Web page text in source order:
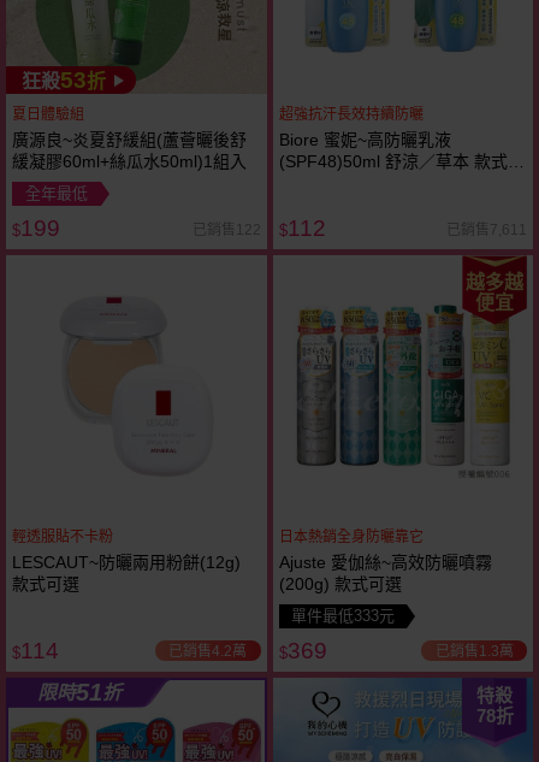
狂殺53折
夏日體驗組
廣源良~炎夏舒緩組(蘆薈曬後舒
緩凝膠60ml+絲瓜水50ml)1組入
全年最低
$199 已銷售122
超強抗汗長效持續防曬
Biore 蜜妮~高防曬乳液
(SPF48)50ml 舒涼／草本 款式可
$112 已銷售7,611
輕透服貼不卡粉
LESCAUT~防曬兩用粉餅(12g)
款式可選
$114 已銷售4.2萬
越多越
便宜
日本熱銷全身防曬靠它
Ajuste 愛伽絲~高效防曬噴霧
(200g) 款式可選
單件最低333元
$369 已銷售1.3萬
限時51折
特殺
78折